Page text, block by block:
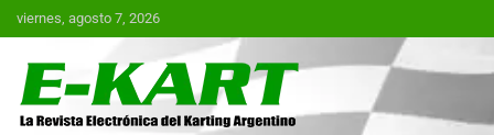
Saltar
al
viernes, agosto 7, 2026